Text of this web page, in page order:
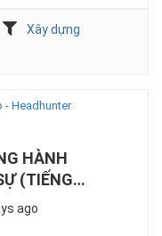
Xây dựng
- Headhunter
HÀNH
(TIẾNG
ago